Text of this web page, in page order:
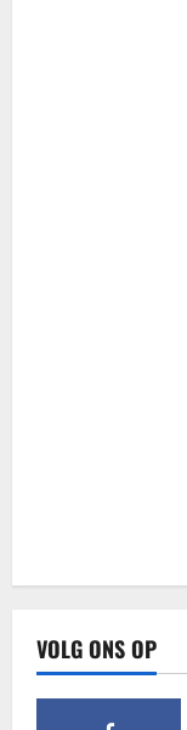
VOLG ONS OP